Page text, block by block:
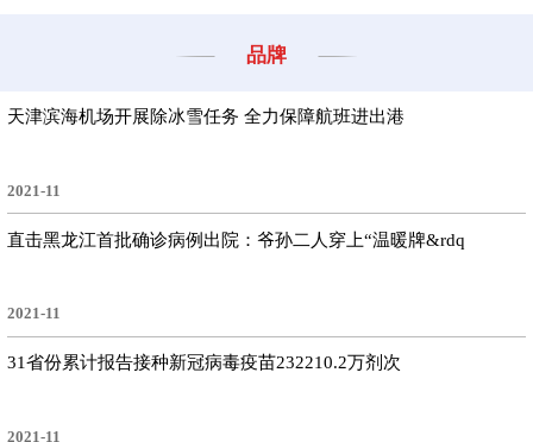
品牌
天津滨海机场开展除冰雪任务 全力保障航班进出港
2021-11
直击黑龙江首批确诊病例出院：爷孙二人穿上“温暖牌&rdq
2021-11
31省份累计报告接种新冠病毒疫苗232210.2万剂次
2021-11